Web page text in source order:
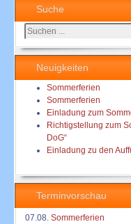
Suche
Suchen
...
Neuigkeiten
Sommerferien
Sommerferien
Einladung zum
Richtigstellung zum
DoG“
Einladung zu den
Terminvorschau
07.08. Sommerferien